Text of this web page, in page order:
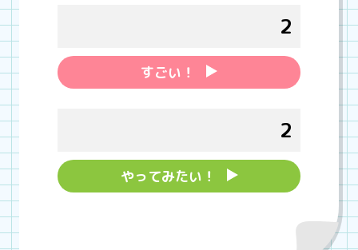
すごい！
2
やってみたい！
2